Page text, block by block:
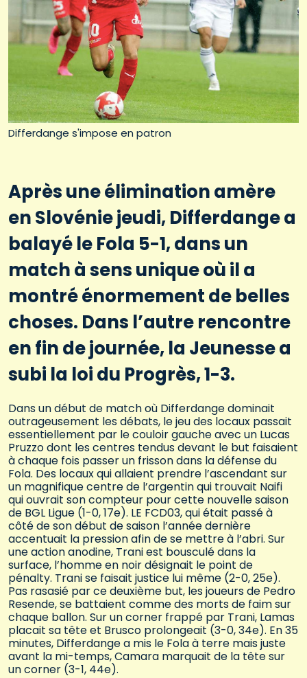
Differdange s'impose en patron
Après une élimination amère
en Slovénie jeudi, Differdange a
balayé le Fola 5-1, dans un
match à sens unique où il a
montré énormement de belles
choses. Dans l’autre rencontre
en fin de journée, la Jeunesse a
subi la loi du Progrès, 1-3.
Dans un début de match où Differdange dominait
outrageusement les débats, le jeu des locaux passait
essentiellement par le couloir gauche avec un Lucas
Pruzzo dont les centres tendus devant le but faisaient
à chaque fois passer un frisson dans la défense du
Fola. Des locaux qui allaient prendre l’ascendant sur
un magnifique centre de l’argentin qui trouvait Naifi
qui ouvrait son compteur pour cette nouvelle saison
de BGL Ligue (1-0, 17e). LE FCD03, qui était passé à
côté de son début de saison l’année dernière
accentuait la pression afin de se mettre à l’abri. Sur
une action anodine, Trani est bousculé dans la
surface, l’homme en noir désignait le point de
pénalty. Trani se faisait justice lui même (2-0, 25e).
Pas rasasié par ce deuxième but, les joueurs de Pedro
Resende, se battaient comme des morts de faim sur
chaque ballon. Sur un corner frappé par Trani, Lamas
placait sa tête et Brusco prolongeait (3-0, 34e). En 35
minutes, Differdange a mis le Fola à terre mais juste
avant la mi-temps, Camara marquait de la tête sur
un corner (3-1, 44e).